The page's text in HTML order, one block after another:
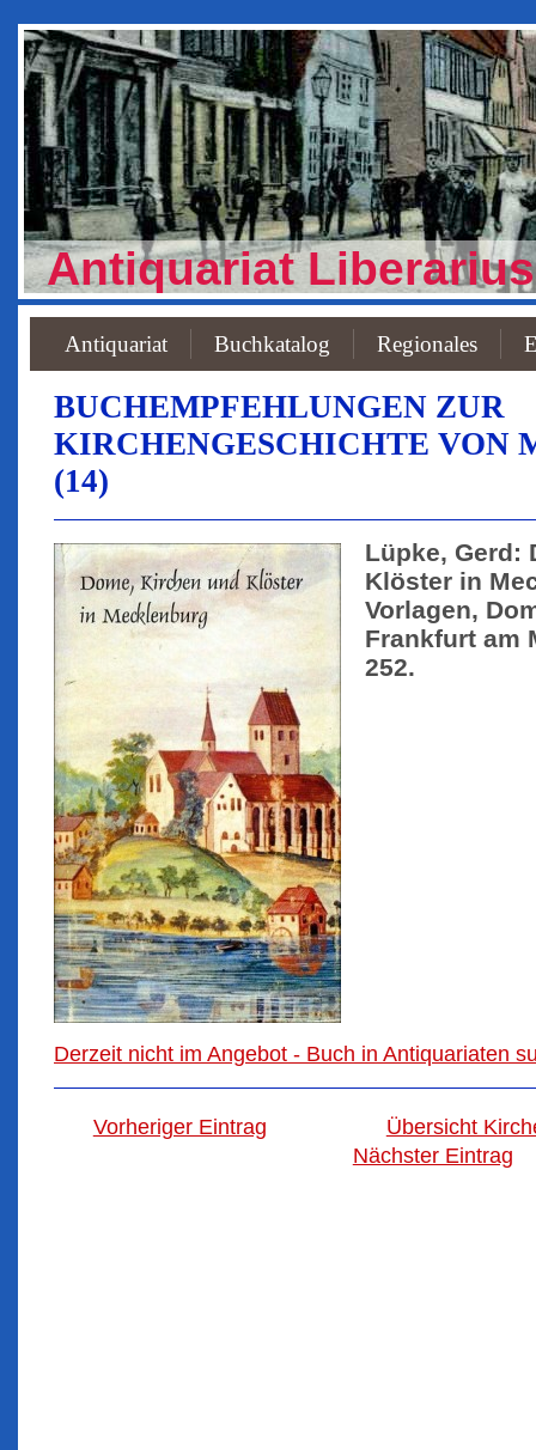
Antiquariat Liberarius
Antiquariat Buchkatalog Regionales
BUCHEMPFEHLUNGEN ZUR
KIRCHENGESCHICHTE VON
(14)
Lüpke, Gerd:
Klöster in
Vorlagen,
Frankfurt am
252.
Derzeit nicht im Angebot - Buch in Antiquariaten
Vorheriger Eintrag
Übersicht
Nächster Eintrag